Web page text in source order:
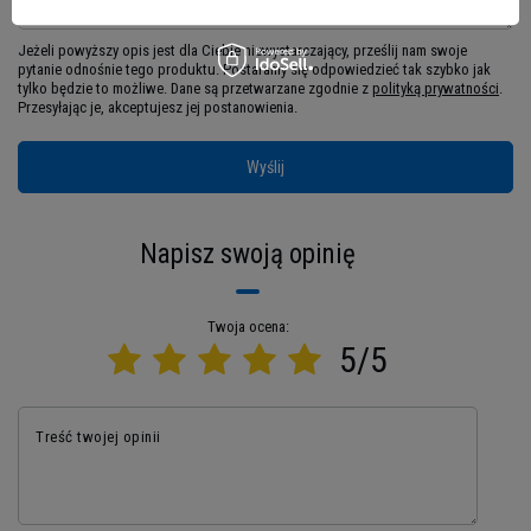
zbuduj doskonałą sylwetkę!
Jeżeli powyższy opis jest dla Ciebie niewystarczający, prześlij nam swoje
pytanie odnośnie tego produktu. Postaramy się odpowiedzieć tak szybko jak
tylko będzie to możliwe. Dane są przetwarzane zgodnie z polityką prywatności
Przesyłając je, akceptujesz jej postanowienia.
Wyślij
Napisz swoją opinię
Twoja ocena:
5/5
Treść twojej opinii